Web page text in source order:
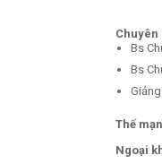
Chuyên
Bs
Bs
Thế
Ngoại